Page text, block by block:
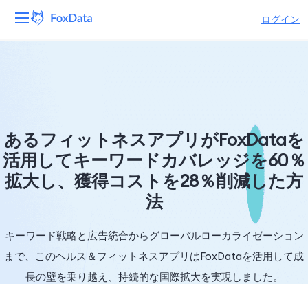
ログイン
リソース
会社
あるフィットネスアプリがFoxDataを
活用してキーワードカバレッジを60％
拡大し、獲得コストを28％削減した方
法
キーワード戦略と広告統合からグローバルローカライゼーション
まで、このヘルス＆フィットネスアプリはFoxDataを活用して成
長の壁を乗り越え、持続的な国際拡大を実現しました。